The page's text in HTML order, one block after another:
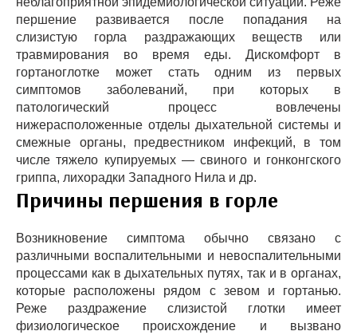
першение развивается после попадания на
слизистую горла раздражающих веществ или
травмирования во время еды. Дискомфорт в
гортаноглотке может стать одним из первых
симптомов заболеваний, при которых в
патологический процесс вовлечены
нижерасположенные отделы дыхательной системы и
смежные органы, предвестником инфекций, в том
числе тяжело купируемых — свиного и гонконгского
гриппа, лихорадки Западного Нила и др.
Причины першения в горле
Возникновение симптома обычно связано с
различными воспалительными и невоспалительными
процессами как в дыхательных путях, так и в органах,
которые расположены рядом с зевом и гортанью.
Реже раздражение слизистой глотки имеет
физиологическое происхождение и вызвано